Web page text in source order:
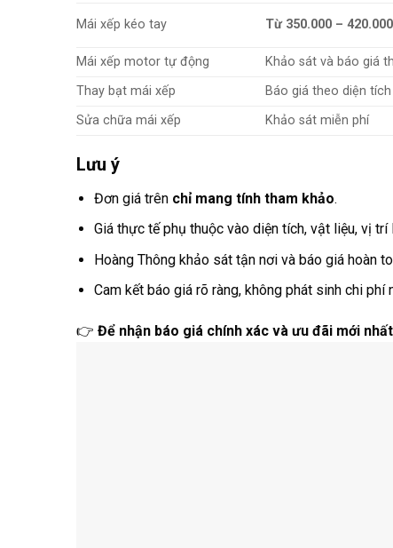
Mái xếp kéo tay Từ 350.000 –
Mái xếp motor tự động
Khảo sát và báo giá
Thay bạt mái xếp
Báo giá theo diện
Sửa chữa mái xếp
Khảo sát miễn phí
Lưu ý
Đơn giá trên chỉ mang tính tham khảo.
Giá thực tế phụ thuộc vào diện tích, vật liệu, vị
Hoàng Thông khảo sát tận nơi và báo giá hoàn
Cam kết báo giá rõ ràng, không phát sinh chi phí
👉 Để nhận báo giá chính xác và ưu đãi mới